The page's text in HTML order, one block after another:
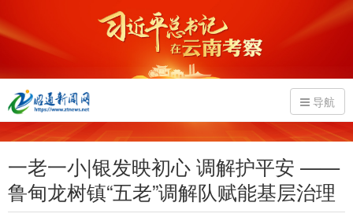
导航
一老一小|银发映初心 调解护平安 ——
鲁甸龙树镇“五老”调解队赋能基层治理